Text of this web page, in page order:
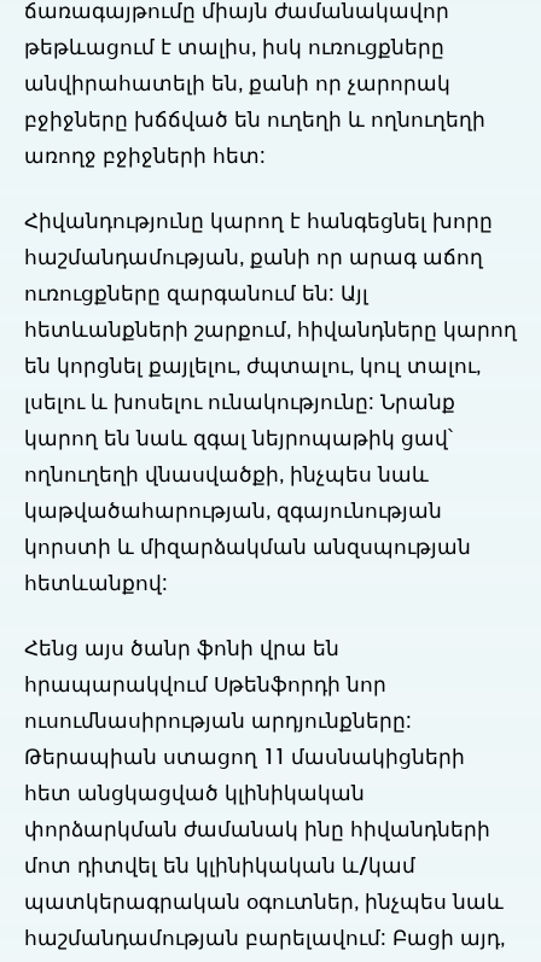
ճառագայթումը միայն ժամանակավոր
թեթևացում է տալիս, իսկ ուռուցքները
անվիրահատելի են, քանի որ չարորակ
բջիջները խճճված են ուղեղի և ողնուղեղի
առողջ բջիջների հետ:
Հիվանդությունը կարող է հանգեցնել խորը
հաշմանդամության, քանի որ արագ աճող
ուռուցքները զարգանում են: Այլ
հետևանքների շարքում, հիվանդները կարող
են կորցնել քայլելու, ժպտալու, կուլ տալու,
լսելու և խոսելու ունակությունը: Նրանք
կարող են նաև զգալ նեյրոպաթիկ ցավ՝
ողնուղեղի վնասվածքի, ինչպես նաև
կաթվածահարության, զգայունության
կորստի և միզարձակման անզսպության
հետևանքով:
Հենց այս ծանր ֆոնի վրա են
հրապարակվում Սթենֆորդի նոր
ուսումնասիրության արդյունքները:
Թերապիան ստացող 11 մասնակիցների
հետ անցկացված կլինիկական
փորձարկման ժամանակ ինը հիվանդների
մոտ դիտվել են կլինիկական և/կամ
պատկերագրական օգուտներ, ինչպես նաև
հաշմանդամության բարելավում: Բացի այդ,